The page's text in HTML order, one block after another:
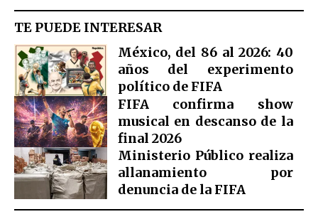
TE PUEDE INTERESAR
México, del 86 al 2026: 40
años del experimento
político de FIFA
FIFA confirma show
musical en descanso de la
final 2026
Ministerio Público realiza
allanamiento por
denuncia de la FIFA